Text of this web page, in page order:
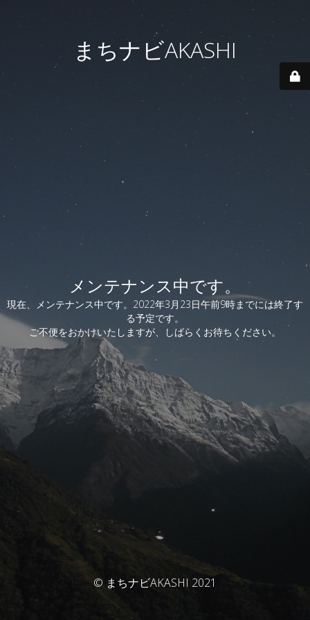
まちナビAKASHI
メンテナンス中です。
現在、メンテナンス中です。2022年3月23日午前9時までには終了す
る予定です。
ご不便をおかけいたしますが、しばらくお待ちください。
© まちナビAKASHI 2021